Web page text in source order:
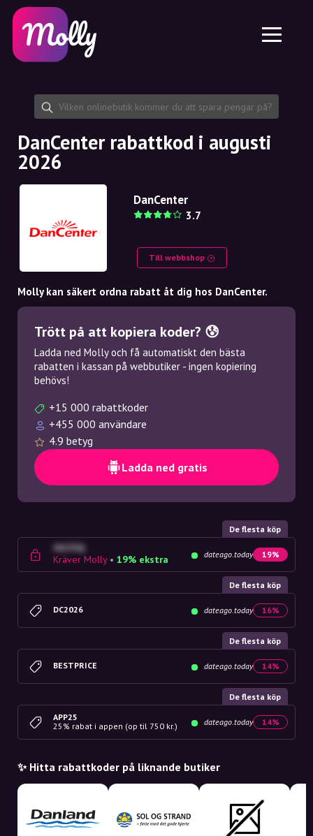
Hudvård
Hårvård
Dela rabattkod
Funktioner
Jobb
Om oss
Samarbete
Plattform
Molly till iPhone och iPad
Molly till Android
SE
EN
SE
NO
NL
DanCenter rabattkod i augusti
2026
DanCenter
3.7
Till webbshop
Molly kan säkert ordna rabatt åt dig hos DanCenter.
Trött på att kopiera koder? 😰
Ladda ned Molly och få automatiskt den bästa
rabatten i kassan på webbutiker - ingen kopiering
behövs!
+15 000 rabattkoder
+455 000 användare
4.9 betyg
Ladda ned gratis
De flesta köp
4G23SQ
Kräver Molly • 19% ekstra dateago.today 19%
De flesta köp
DC2026 dateago.today 16%
De flesta köp
BESTPRICE dateago.today 14%
De flesta köp
APP25
25% rabat i appen (op til 750 kr.)
dateago.today 14%
✨ Hitta rabattkoder på liknande butiker